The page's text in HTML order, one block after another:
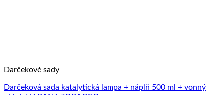
Darčekové sady
Darčeková sada katalytická lampa + náplň 500 ml + vonný